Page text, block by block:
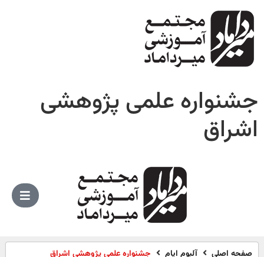
جشنواره علمی پژوهشی
اشراق
صفحه اصلی آلبوم ایام جشنواره علمی پژوهشی اشراق